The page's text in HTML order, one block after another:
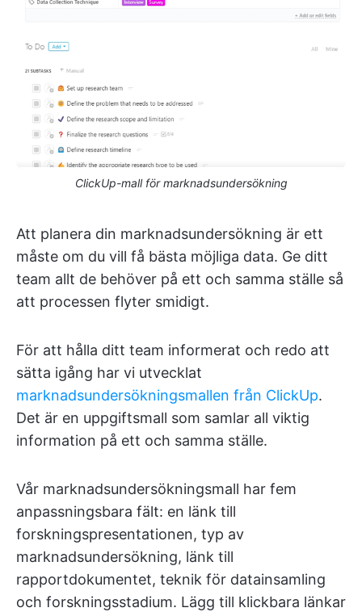
ClickUp-mall för marknadsundersökning
Att planera din marknadsundersökning är ett
måste om du vill få bästa möjliga data. Ge ditt
team allt de behöver på ett och samma ställe så
att processen flyter smidigt.
För att hålla ditt team informerat och redo att
sätta igång har vi utvecklat
marknadsundersökningsmallen från ClickUp.
Det är en uppgiftsmall som samlar all viktig
information på ett och samma ställe.
Vår marknadsundersökningsmall har fem
anpassningsbara fält: en länk till
forskningspresentationen, typ av
marknadsundersökning, länk till
rapportdokumentet, teknik för datainsamling
och forskningsstadium. Lägg till klickbara länkar